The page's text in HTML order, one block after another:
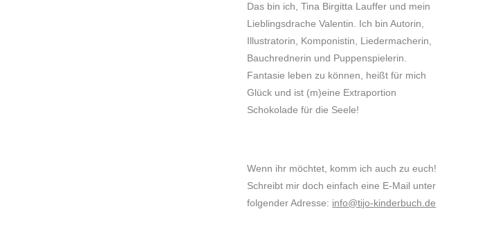
Das bin ich, Tina Birgitta Lauffer und mein
Lieblingsdrache Valentin. Ich bin Autorin,
Illustratorin, Komponistin, Liedermacherin,
Bauchrednerin und Puppenspielerin.
Fantasie leben zu können, heißt für mich
Glück und ist (m)eine Extraportion
Schokolade für die Seele!
Wenn ihr möchtet, komm ich auch zu euch!
Schreibt mir doch einfach eine E-Mail unter
folgender Adresse: info@tijo-kinderbuch.de